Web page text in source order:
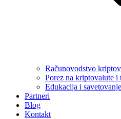
Računovodstvo
Porez na kriptovalute i
Edukacija i
Partneri
Blog
Kontakt